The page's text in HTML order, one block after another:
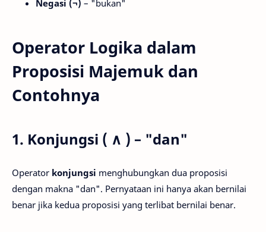
Negasi (¬) – "bukan"
Operator Logika dalam
Proposisi Majemuk dan
Contohnya
1. Konjungsi ( ∧ ) – "dan"
Operator konjungsi menghubungkan dua proposisi
dengan makna "dan". Pernyataan ini hanya akan bernilai
benar jika kedua proposisi yang terlibat bernilai benar.